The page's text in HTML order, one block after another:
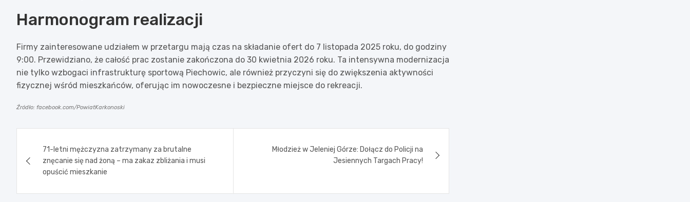
Harmonogram realizacji
Firmy zainteresowane udziałem w przetargu mają czas na składanie ofert do 7 listopada 2025 roku, do godziny
9:00. Przewidziano, że całość prac zostanie zakończona do 30 kwietnia 2026 roku. Ta intensywna modernizacja
nie tylko wzbogaci infrastrukturę sportową Piechowic, ale również przyczyni się do zwiększenia aktywności
fizycznej wśród mieszkańców, oferując im nowoczesne i bezpieczne miejsce do rekreacji.
Źródło: facebook.com/PowiatKarkonoski
wpisu71-letni mężczyzna zatrzymany za brutalne
znęcanie się nad żoną – ma zakaz zbliżania i musi
opuścić mieszkanie
Młodzież w Jeleniej Górze: Dołącz do Policji na
Jesiennych Targach Pracy!